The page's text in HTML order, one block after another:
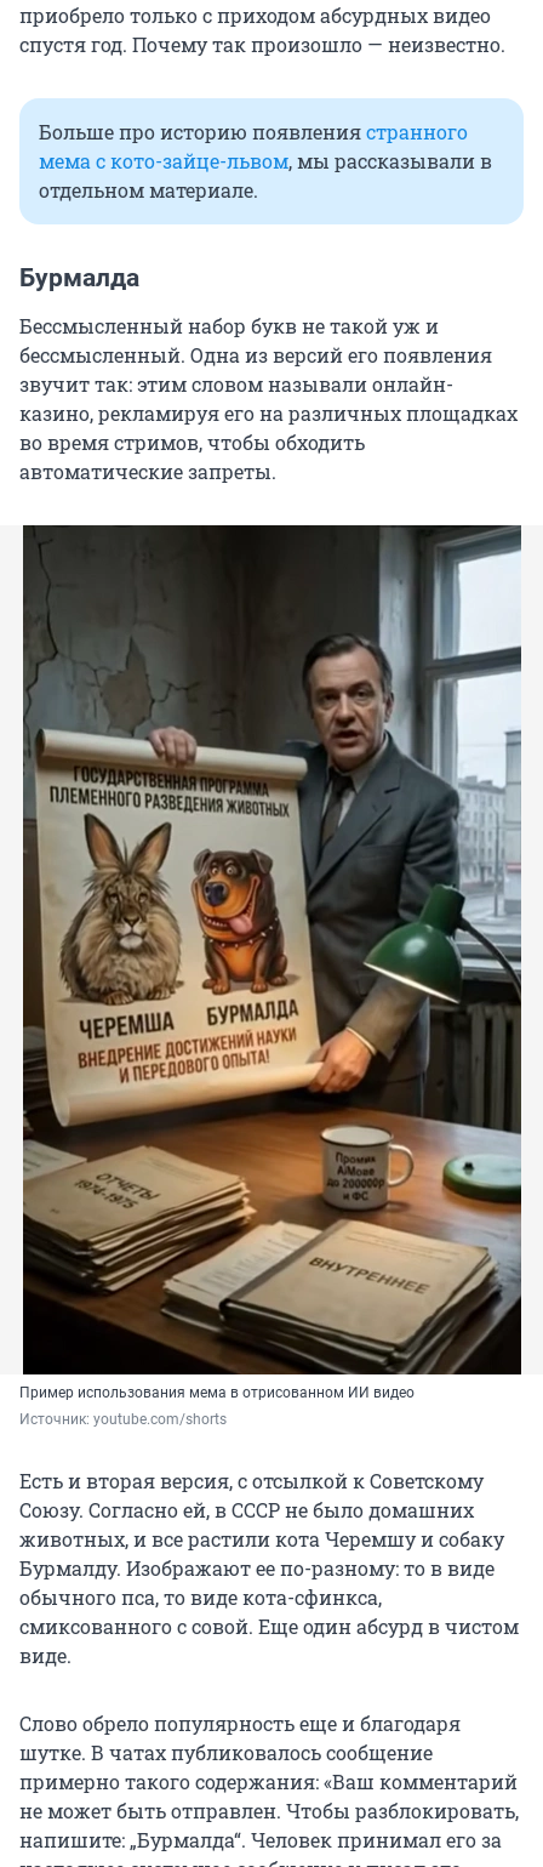
приобрело только с приходом абсурдных видео
спустя год. Почему так произошло — неизвестно.
Больше про историю появлениястранного
мема с кото-зайце-львом, мы рассказывали в
отдельном материале.
Бурмалда
Бессмысленный набор букв не такой уж и
бессмысленный. Одна из версий его появления
звучит так: этим словом называли онлайн-
казино, рекламируя его на различных площадках
во время стримов, чтобы обходить
автоматические запреты.
Пример использования мема в отрисованном ИИ видео
Источник: youtube.com/shorts
Есть и вторая версия, с отсылкой к Советскому
Союзу. Согласно ей, в СССР не было домашних
животных, и все растили кота Черемшу и собаку
Бурмалду. Изображают ее по-разному: то в виде
обычного пса, то виде кота-сфинкса,
смиксованного с совой. Еще один абсурд в чистом
виде.
Слово обрело популярность еще и благодаря
шутке. В чатах публиковалось сообщение
примерно такого содержания: «Ваш комментарий
не может быть отправлен. Чтобы разблокировать,
напишите: „Бурмалда“. Человек принимал его за